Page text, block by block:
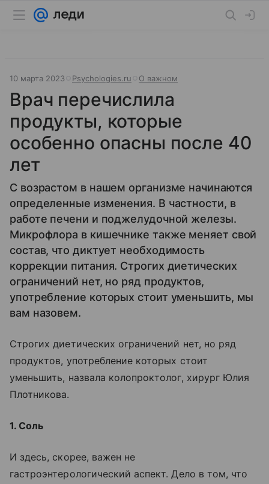
10 марта 2023 Psychologies.ru О важном
Врач перечислила
продукты, которые
особенно опасны после 40
лет
С возрастом в нашем организме начинаются
определенные изменения. В частности, в
работе печени и поджелудочной железы.
Микрофлора в кишечнике также меняет свой
состав, что диктует необходимость
коррекции питания. Строгих диетических
ограничений нет, но ряд продуктов,
употребление которых стоит уменьшить, мы
вам назовем.
Строгих диетических ограничений нет, но ряд
продуктов, употребление которых стоит
уменьшить, назвала колопроктолог, хирург Юлия
Плотникова.
1. Соль
И здесь, скорее, важен не
гастроэнтерологический аспект. Дело в том, что